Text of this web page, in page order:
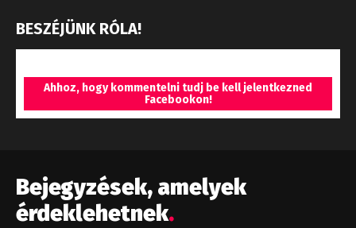
BESZÉJÜNK RÓLA!
Ahhoz, hogy kommentelni tudj be kell jelentkezned
Facebookon!
Bejegyzések, amelyek
érdeklehetnek.